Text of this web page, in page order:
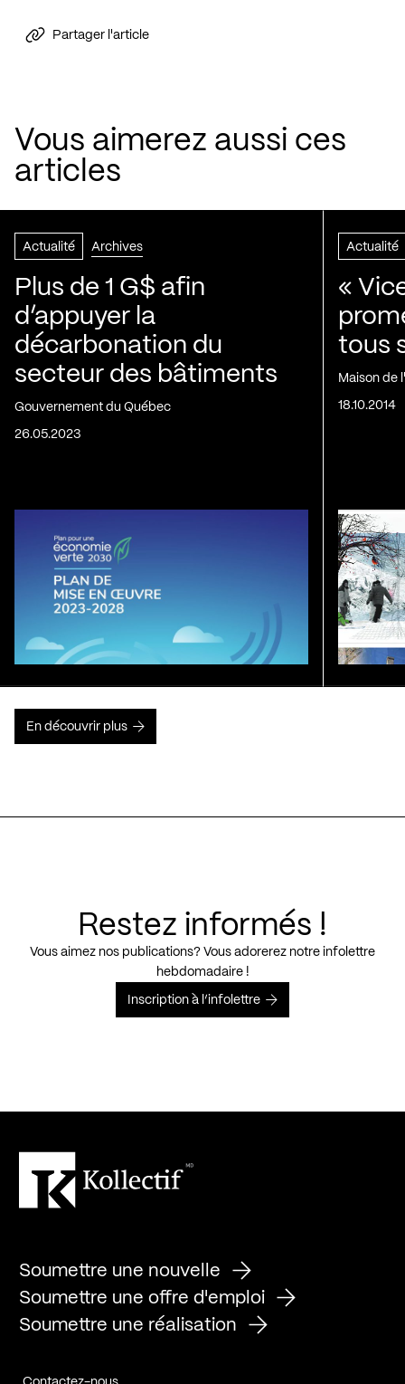
Partager l'article
Vous aimerez aussi ces
articles
Actualité Archives
Plus de 1 G$ afin
d’appuyer la
décarbonation du
secteur des bâtiments
Gouvernement du Québec
26.05.2023
Actualité
«
tous
Maison de
18.10.2014
En découvrir plus
Restez informés !
Vous aimez nos publications? Vous adorerez notre infolettre
hebdomadaire !
Inscription à l’infolettre
Soumettre une nouvelle
Soumettre une offre d'emploi
Soumettre une réalisation